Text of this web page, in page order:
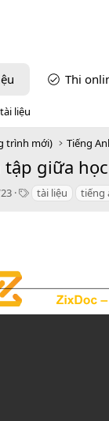
Thi
liệu
trình mới) Tiếng
giữa
T tài liệu tiếng